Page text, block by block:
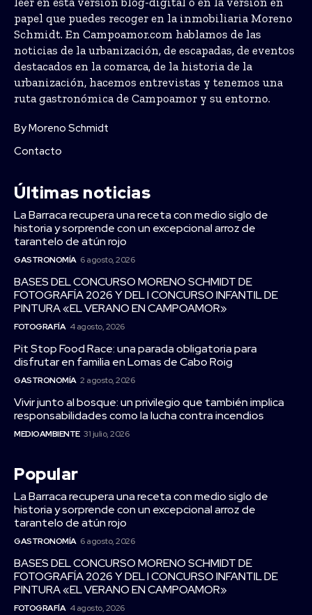
papel que puedes recoger en la inmobiliaria Moreno
Schmidt. En Campoamor.com hablamos de las
noticias de la urbanización, de escapadas, de eventos
destacados en la comarca, de la historia de la
urbanización, hacemos entrevistas y tenemos una
ruta gastronómica de Campoamor y su entorno.
By Moreno Schmidt
Contacto
Últimas noticias
La Barraca recupera una receta con medio siglo de
historia y sorprende con un excepcional arroz de
tarantelo de atún rojo
GASTRONOMÍA 6 agosto, 2026
BASES DEL CONCURSO MORENO SCHMIDT DE
FOTOGRAFÍA 2026 Y DEL I CONCURSO INFANTIL DE
PINTURA «EL VERANO EN CAMPOAMOR»
FOTOGRAFÍA 4 agosto, 2026
Pit Stop Food Race: una parada obligatoria para
disfrutar en familia en Lomas de Cabo Roig
GASTRONOMÍA 2 agosto, 2026
Vivir junto al bosque: un privilegio que también implica
responsabilidades como la lucha contra incendios
MEDIOAMBIENTE 31 julio, 2026
Popular
La Barraca recupera una receta con medio siglo de
historia y sorprende con un excepcional arroz de
tarantelo de atún rojo
GASTRONOMÍA 6 agosto, 2026
BASES DEL CONCURSO MORENO SCHMIDT DE
FOTOGRAFÍA 2026 Y DEL I CONCURSO INFANTIL DE
PINTURA «EL VERANO EN CAMPOAMOR»
FOTOGRAFÍA 4 agosto, 2026